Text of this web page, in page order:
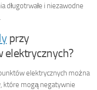
długotrwałe i niezawodne
przy
elektrycznych?
elektrycznych można
które mogą negatywnie